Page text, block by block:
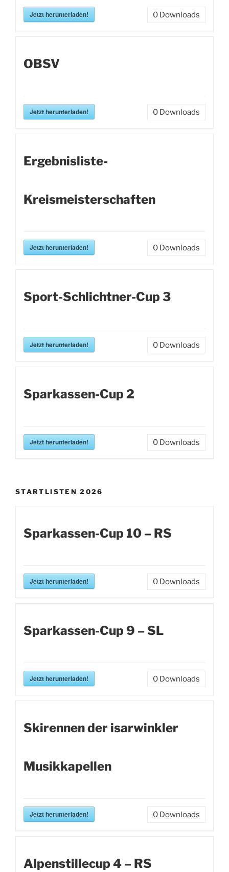
Jetzt herunterladen! 0 Downloads
OBSV
Jetzt herunterladen! 0 Downloads
Ergebnisliste-
Kreismeisterschaften
Jetzt herunterladen! 0 Downloads
Sport-Schlichtner-Cup 3
Jetzt herunterladen! 0 Downloads
Sparkassen-Cup 2
Jetzt herunterladen! 0 Downloads
STARTLISTEN 2026
Sparkassen-Cup 10 – RS
Jetzt herunterladen! 0 Downloads
Sparkassen-Cup 9 – SL
Jetzt herunterladen! 0 Downloads
Skirennen der isarwinkler
Musikkapellen
Jetzt herunterladen! 0 Downloads
Alpenstillecup 4 – RS